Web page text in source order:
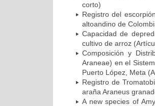
corto)
Registro del
altoandino de
Capacidad de
cultivo de arroz
Composición y
Araneae) en el
Puerto López, Meta
Registro de
araña Araneus
A new species of